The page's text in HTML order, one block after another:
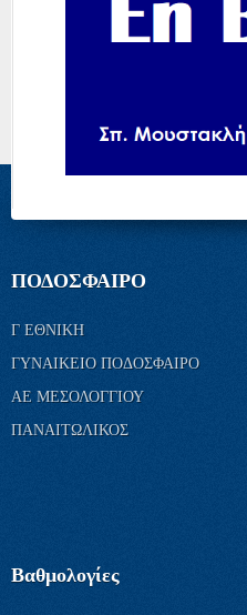
ΠΟΔΟΣΦΑΙΡΟ
Γ ΕΘΝΙΚΗ
ΓΥΝΑΙΚΕΙΟ ΠΟΔΟΣΦΑΙΡΟ
ΑΕ ΜΕΣΟΛΟΓΓΙΟΥ
ΠΑΝΑΙΤΩΛΙΚΟΣ
Βαθμολογίες